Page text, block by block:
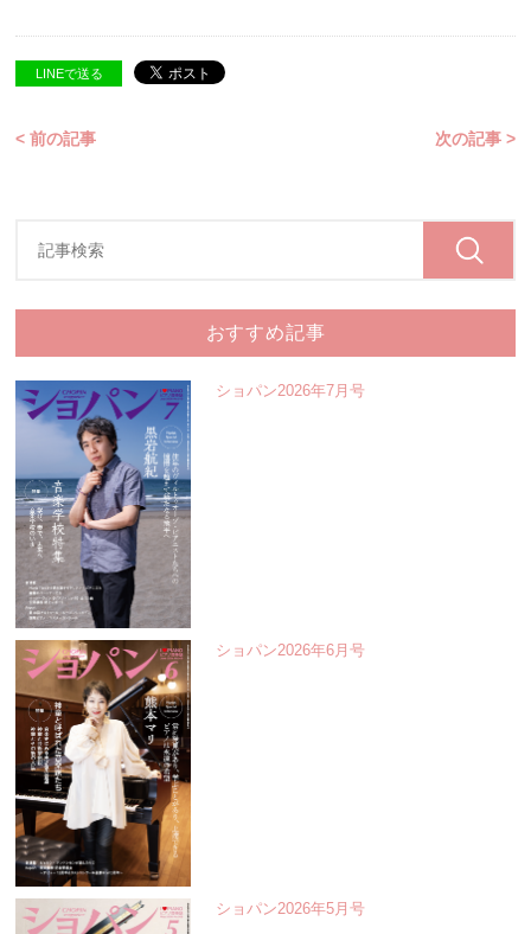
LINEで送る
< 前の記事 次の記事 >
おすすめ記事
ショパン2026年7月号
ショパン2026年6月号
ショパン2026年5月号